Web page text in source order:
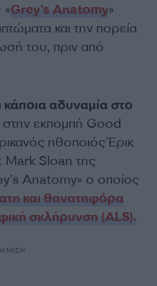
«Grey’s Anatomy»
και την πορεία
του, πριν από
αδυναμία στο
εκπομπή Good
ηθοποιός Έρικ
Mark Sloan της
Anatomy» ο οποίος
και θανατηφόρα
σκλήρυνση (ALS).